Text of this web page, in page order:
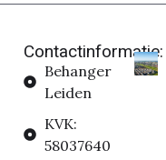
Contactinformatie:
Behanger
Leiden
KVK:
58037640